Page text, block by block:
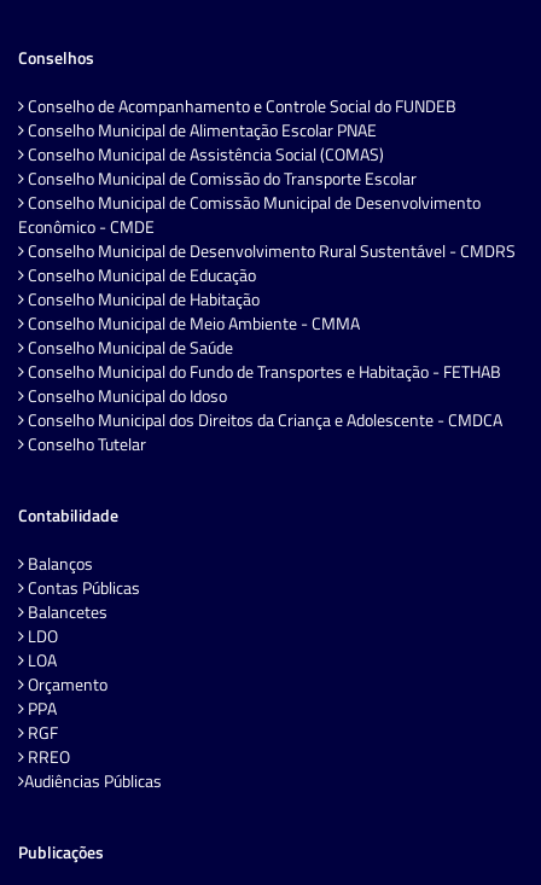
Conselhos
Conselho de Acompanhamento e Controle Social do FUNDEB
Conselho Municipal de Alimentação Escolar PNAE
Conselho Municipal de Assistência Social (COMAS)
Conselho Municipal de Comissão do Transporte Escolar
Conselho Municipal de Comissão Municipal de Desenvolvimento
Econômico - CMDE
Conselho Municipal de Desenvolvimento Rural Sustentável - CMDRS
Conselho Municipal de Educação
Conselho Municipal de Habitação
Conselho Municipal de Meio Ambiente - CMMA
Conselho Municipal de Saúde
Conselho Municipal do Fundo de Transportes e Habitação - FETHAB
Conselho Municipal do Idoso
Conselho Municipal dos Direitos da Criança e Adolescente - CMDCA
Conselho Tutelar
Contabilidade
Balanços
Contas Públicas
Balancetes
LDO
LOA
Orçamento
PPA
RGF
RREO
Audiências Públicas
Publicações